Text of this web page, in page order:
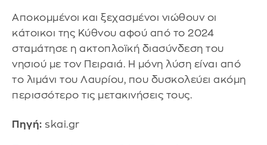
Αποκομμένοι και ξεχασμένοι νιώθουν οι
κάτοικοι της Κύθνου αφού από το 2024
σταμάτησε η ακτοπλοϊκή διασύνδεση του
νησιού με τον Πειραιά. Η μόνη λύση είναι από
το λιμάνι του Λαυρίου, που δυσκολεύει ακόμη
περισσότερο τις μετακινήσεις τους.
Πηγή: skai.gr